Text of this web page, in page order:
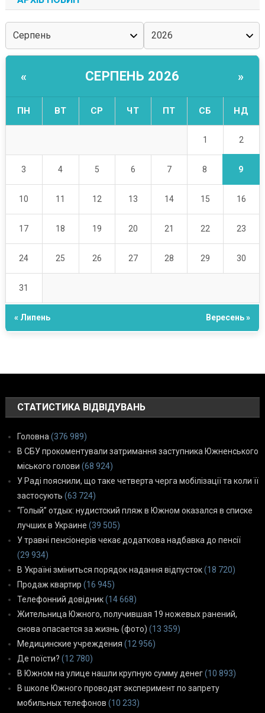
« СЕРПЕНЬ 2026 »
ПН ВТ СР ЧТ ПТ СБ НД
1 2
3 4 5 6 7 8 9
10 11 12 13 14 15 16
17 18 19 20 21 22 23
24 25 26 27 28 29 30
31
« Липень Вересень »
СТАТИСТИКА ВІДВІДУВАНЬ
Головна(376 989)
В СБУ прокоментували затримання заступника Южненського
міського голови (68 924)
У Раді пояснили, що таке четверта черга мобілізації та коли її
застосують (63 724)
“Голый” отдых: нудистский пляж в Южном оказался в списке
лучших в Украине (39 505)
У травні пенсіонерів чекає додаткова надбавка до пенсії
(29 934)
В Україні зміниться порядок надання відпусток(18 720)
Продаж квартир (16 945)
Телефонний довідник(14 668)
Жительница Южного, получившая 19 ножевых ранений,
снова опасается за жизнь (фото) (13 359)
Медицинские учреждения (12 956)
Де поїсти? (12 780)
В Южном на улице нашли крупную сумму денег(10 893)
В школе Южного проводят эксперимент по запрету
мобильных телефонов (10 233)